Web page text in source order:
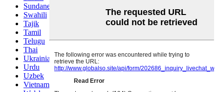
Sundanese
Swahili
Tajik
Tamil
Telugu
Thai
Ukrainian
Urdu
Uzbek
Vietnamese